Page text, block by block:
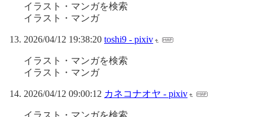
イラスト・マンガを検索
イラスト・マンガ
2026/04/12 19:38:20 toshi9 - pixiv
イラスト・マンガを検索
イラスト・マンガ
2026/04/12 09:00:12 カネコナオヤ - pixiv
イラスト・マンガを検索